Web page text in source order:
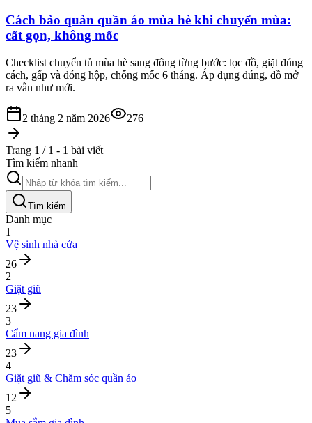
Cách bảo quản quần áo mùa hè khi chuyển mùa:
cất gọn, không mốc
Checklist chuyển tủ mùa hè sang đông từng bước: lọc đồ, giặt đúng
cách, gấp và đóng hộp, chống mốc 6 tháng. Áp dụng đúng, đồ mở
ra vẫn như mới.
2 tháng 2 năm 2026 276
Trang 1 / 1 - 1 bài viết
Tìm kiếm nhanh
Tìm kiếm
Danh mục
1
Vệ sinh nhà cửa
26
2
Giặt giũ
23
3
Cẩm nang gia đình
23
4
Giặt giũ & Chăm sóc quần áo
12
5